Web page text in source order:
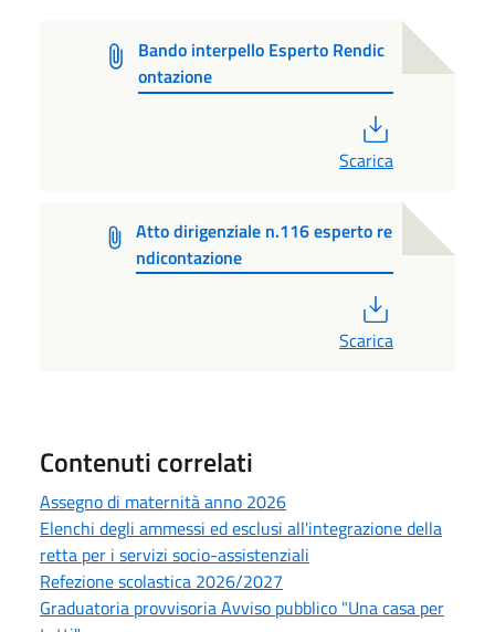
Bando interpello Esperto Rendic
ontazione
Scarica
Atto dirigenziale n.116 esperto re
ndicontazione
Scarica
Contenuti correlati
Assegno di maternità anno 2026
Elenchi degli ammessi ed esclusi all'integrazione della
retta per i servizi socio-assistenziali
Refezione scolastica 2026/2027
Graduatoria provvisoria Avviso pubblico "Una casa per